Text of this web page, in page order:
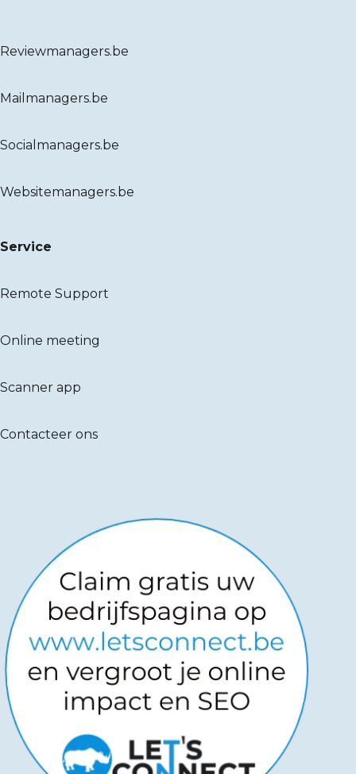
Reviewmanagers.be
Mailmanagers.be
Socialmanagers.be
Websitemanagers.be
Service
Remote Support
Online meeting
Scanner app
Contacteer ons